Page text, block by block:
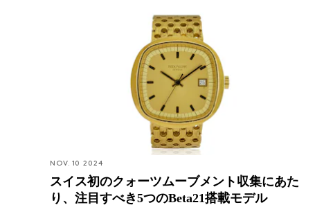
スイス初のクォーツムーブメント収集にあたり、注
目すべき5つのBeta21搭載モデル
NOV. 10 2024
スイス初のクォーツムーブメント収集にあた
り、注目すべき5つのBeta21搭載モデル